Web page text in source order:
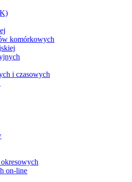
komórkowych
i czasowych
on-line